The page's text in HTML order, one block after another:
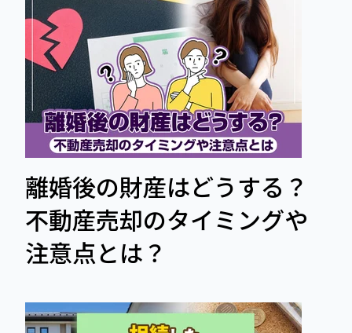
離婚後の財産はどうする？
不動産売却のタイミングや
注意点とは？